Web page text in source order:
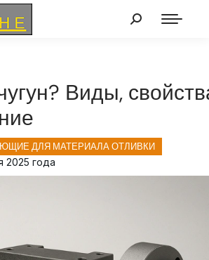
Виды,
2025 года
ДЛЯ МАТЕРИАЛА ОТЛИВКИ